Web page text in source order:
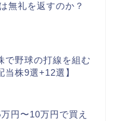
無礼を返すのか？
で野球の打線を組む
当株9選+12選】
円〜10万円で買え